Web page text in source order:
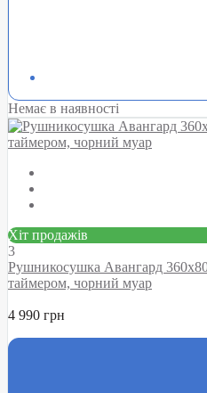
Немає в наявності
Хіт продажів
3
Рушникосушка Авангард
таймером, чорний муар
4 990 грн